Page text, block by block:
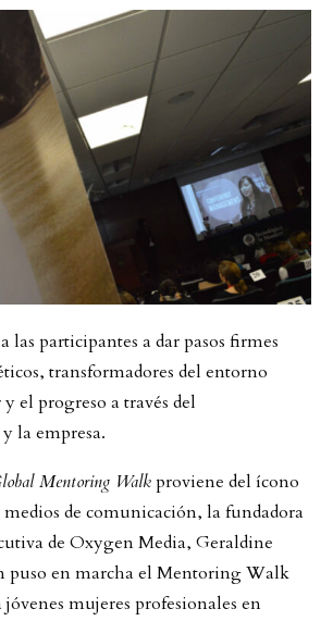
las participantes a dar pasos firmes
transformadores del entorno
el progreso a través del
la empresa.
Mentoring Walkproviene del ícono
de comunicación, la fundadora
de Oxygen Media, Geraldine
puso en marcha el Mentoring Walk
jóvenes mujeres profesionales en